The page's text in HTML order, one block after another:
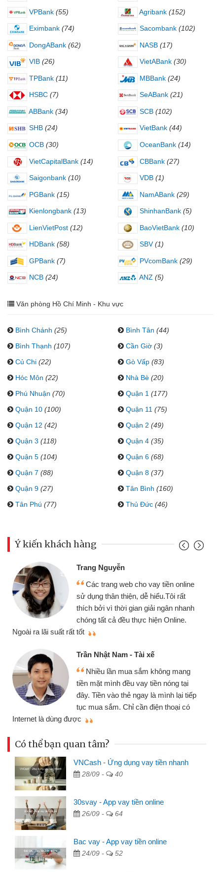
VPBank (55) Agribank (152)
Eximbank (74) Sacombank (102)
DongABank (62) NASB (17)
VIB (26) VietABank (30)
TPBank (11) MBBank (24)
HSBC (7) SeABank (21)
ABBank (34) SCB (102)
SHB (24) VietBank (44)
OCB (30) OceanBank (14)
VietCapitalBank (14) CBBank (27)
Saigonbank (10) VDB (1)
PGBank (15) NamABank (29)
Kienlongbank (13) ShinhanBank (5)
LienVietPost (12) BaoVietBank (10)
HDBank (58) SBV (1)
GPBank (7) PVcomBank (29)
NCB (24) ANZ (5)
Văn phòng Hồ Chí Minh - Khu vực
Bình Chánh (25) Bình Tân (44)
Bình Thạnh (107) Cần Giờ (3)
Củ Chi (22) Gò Vấp (83)
Hóc Môn (22) Nhà Bè (20)
Phú Nhuận (70) Quận 1 (177)
Quận 10 (100) Quận 11 (75)
Quận 12 (42) Quận 2 (49)
Quận 3 (118) Quận 4 (35)
Quận 5 (104) Quận 6 (68)
Quận 7 (88) Quận 8 (37)
Quận 9 (27) Tân Bình (160)
Tân Phú (77) Thủ Đức (46)
Ý kiến khách hàng
Đoàn Hữu Cảnh
Mình cần tiền gấp nên định cầm cố
chiếc xe wave nhưng thật may đã có
gói vay tiền bằng CMND online không
cần gặp mặt nên rất tiện lợi, sẽ giới
thiệu cho bạn bè biết
Cấn Văn Lực - Tạp hóa
Tôi kinh doanh buôn bán nhỏ lẻ
nhiều lúc cần vốn nhập hàng, nhờ biết
đến website qua bạn bè giới thiệu tôi
đã giải quyết được công việc của
Có thể bạn quan tâm?
VNCash - Ứng dụng vay tiền nhanh
28/09 - 40
30svay - App vay tiền online
26/09 - 64
Bac vay - App vay tiền online
24/09 - 52